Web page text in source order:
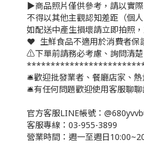
▶️商品照片僅供參考，請以實
不得以其他主觀認知差距（個
如配送中產生損壞請立即拍照
❤️ 生鮮食品不適用於消費者保
⚠️下單前請務必考慮、詢問清
🛎歡迎批發業者、餐廳店家、
🛎有任何問題歡迎使用客服聊
官方客服LINE帳號：
客服專線：03-955-3899
營業時間：週一至週日